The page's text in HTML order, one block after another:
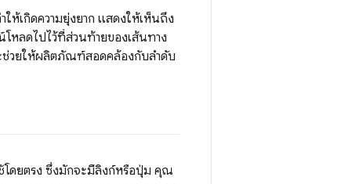
ให้เกิดความยุ่งยาก แสดงให้เห็นถึง
โหลดไปไว้ที่ส่วนท้ายของเส้นทาง
ช่วยให้ผลิตภัณฑ์สอดคล้องกับลำดับ
โดยตรง ซึ่งมักจะมีลิงก์หรือปุ่ม คุณ